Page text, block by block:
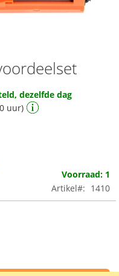
dezelfde dag
uur)
Voorraad: 1
Artikel
1410